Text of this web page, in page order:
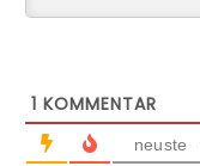
1 KOMMENTAR
neuste